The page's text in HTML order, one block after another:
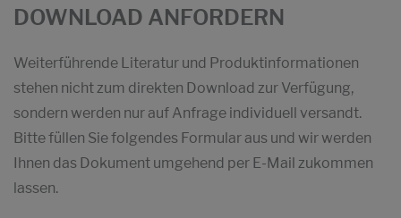
DOWNLOAD ANFORDERN
Weiterführende Literatur und Produktinformationen
stehen nicht zum direkten Download zur Verfügung,
sondern werden nur auf Anfrage individuell versandt.
Bitte füllen Sie folgendes Formular aus und wir werden
Ihnen das Dokument umgehend per E-Mail zukommen
lassen.